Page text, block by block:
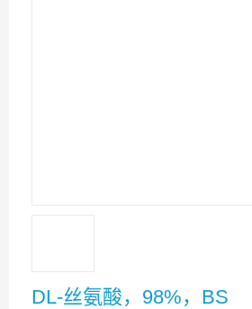
DL-丝氨酸，98%，BS